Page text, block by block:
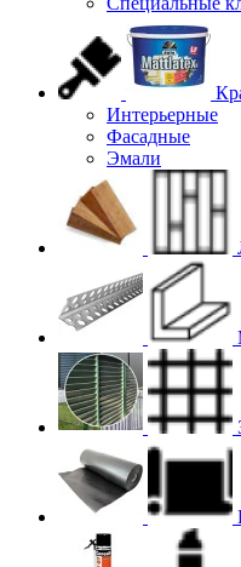
Интерьерные
Фасадные
Эмали